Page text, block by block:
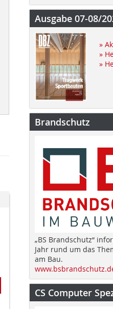
Ausgabe 07-08/
»
»
»
Brandschutz
„BS Brandschutz“
Jahr rund um das
am Bau.
CS Computer